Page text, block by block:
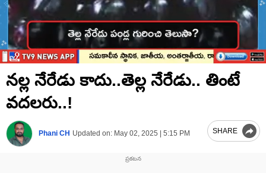
seconds
of
minutes,
seconds
నల్ల నేరేడు కాదు..తెల్ల నేరేడు.. తింటే
వదలరు..!
Phani CH Updated on: May 02, 2025 | 5:15 PM SHARE